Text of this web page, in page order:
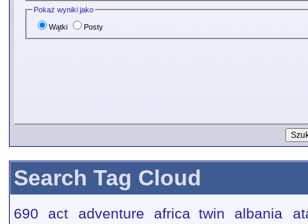
Pokaż wyniki jako
Wątki Posty
Search Tag Cloud
690 act adventure africa twin albania